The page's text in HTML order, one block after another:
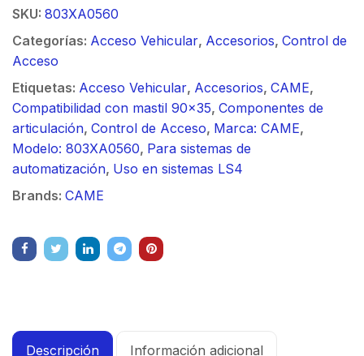
SKU: 803XA0560
Categorías: Acceso Vehicular, Accesorios, Control de
Acceso
Etiquetas: Acceso Vehicular, Accesorios, CAME,
Compatibilidad con mastil 90x35, Componentes de
articulación, Control de Acceso, Marca: CAME,
Modelo: 803XA0560, Para sistemas de
automatización, Uso en sistemas LS4
Brands: CAME
Descripción Información adicional